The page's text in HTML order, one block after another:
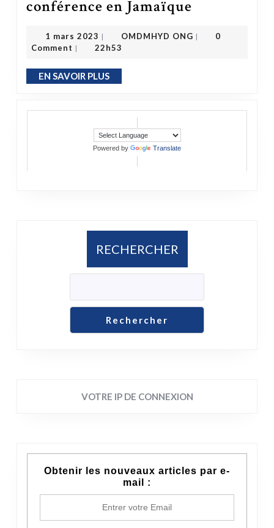
conférence en Jamaïque
1 mars 2023 1 mars 2023
| OMDMHYD ONG |
0
Comment | 22h53
EN SAVOIR PLUSEN SAVOIR PLUS
Powered by Translate
RECHERCHER
Rechercher
VOTRE IP DE CONNEXION
Obtenir les nouveaux articles par e-
mail :